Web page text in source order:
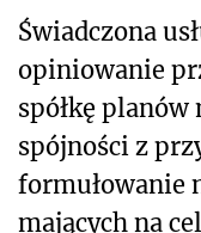
Świadczona
opiniowanie
spółkę
spójności z
formułowanie
mających na